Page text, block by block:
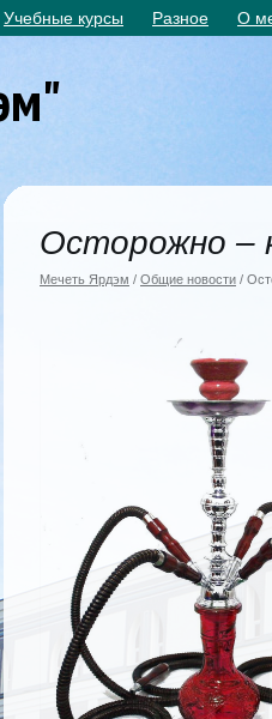
Учебные курсы Разное О
Осторожно –
Мечеть Ярдэм / Общие новости /